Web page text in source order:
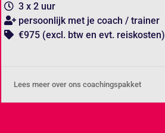
3 x 2 uur
persoonlijk met je coach / trainer
€975 (excl. btw en evt. reiskosten)
Lees meer over ons coachingspakket